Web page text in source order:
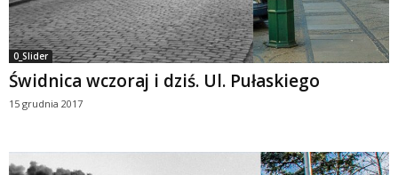
0_Slider
Świdnica wczoraj i dziś. Ul. Pułaskiego
15 grudnia 2017